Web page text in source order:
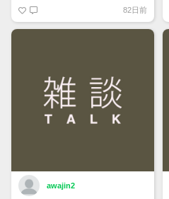
「下書き」へ戻ります。
トップページでお気に入り登録が
82日前
awajin2